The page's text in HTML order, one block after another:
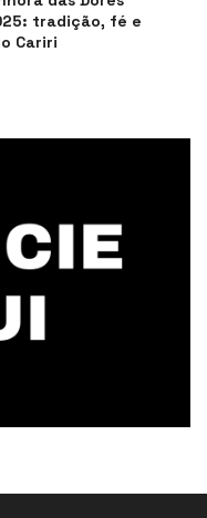
tradição, fé e
Cariri